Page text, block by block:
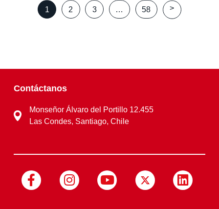
Posts
1 2 3 … 58 >
Contáctanos
Monseñor Álvaro del Portillo 12.455
Las Condes, Santiago, Chile